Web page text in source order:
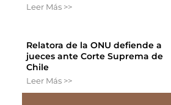
Leer Más >>
Relatora de la ONU defiende a
jueces ante Corte Suprema de
Chile
Leer Más >>